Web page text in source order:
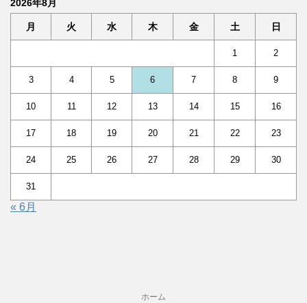
2026年8月
月 火 水 木 金 土 日
1 2
3 4 5 6 7 8 9
10 11 12 13 14 15 16
17 18 19 20 21 22 23
24 25 26 27 28 29 30
31
« 6月
ホーム